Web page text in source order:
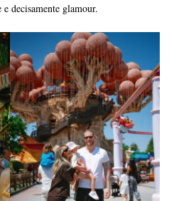
decisamente glamour.